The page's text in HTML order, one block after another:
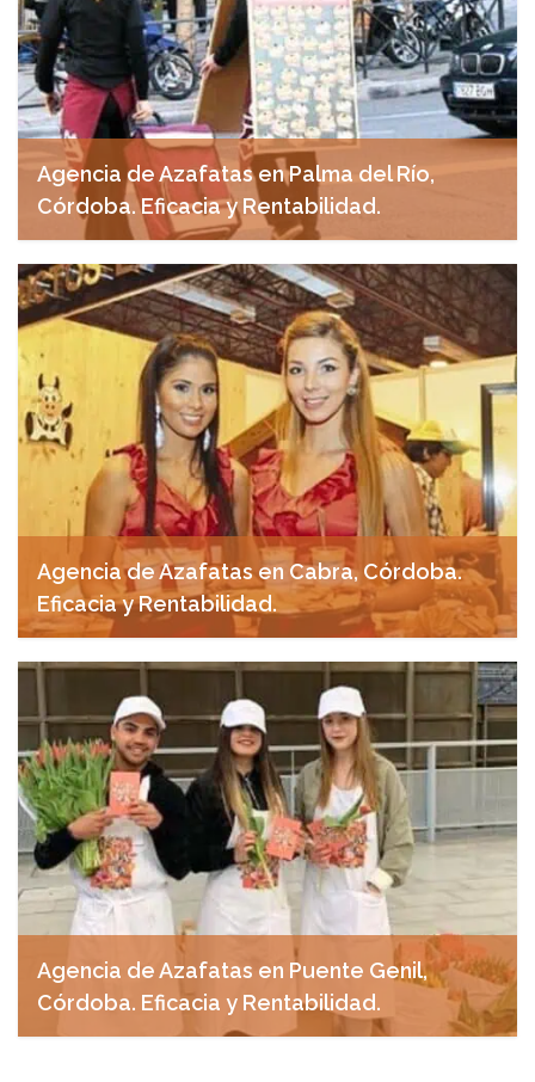
Agencia de Azafatas en Palma del Río,
Córdoba. Eficacia y Rentabilidad.
abril 29, 2025
Agencia de Azafatas en Cabra, Córdoba.
Eficacia y Rentabilidad.
abril 28, 2025
Agencia de Azafatas en Puente Genil,
Córdoba. Eficacia y Rentabilidad.